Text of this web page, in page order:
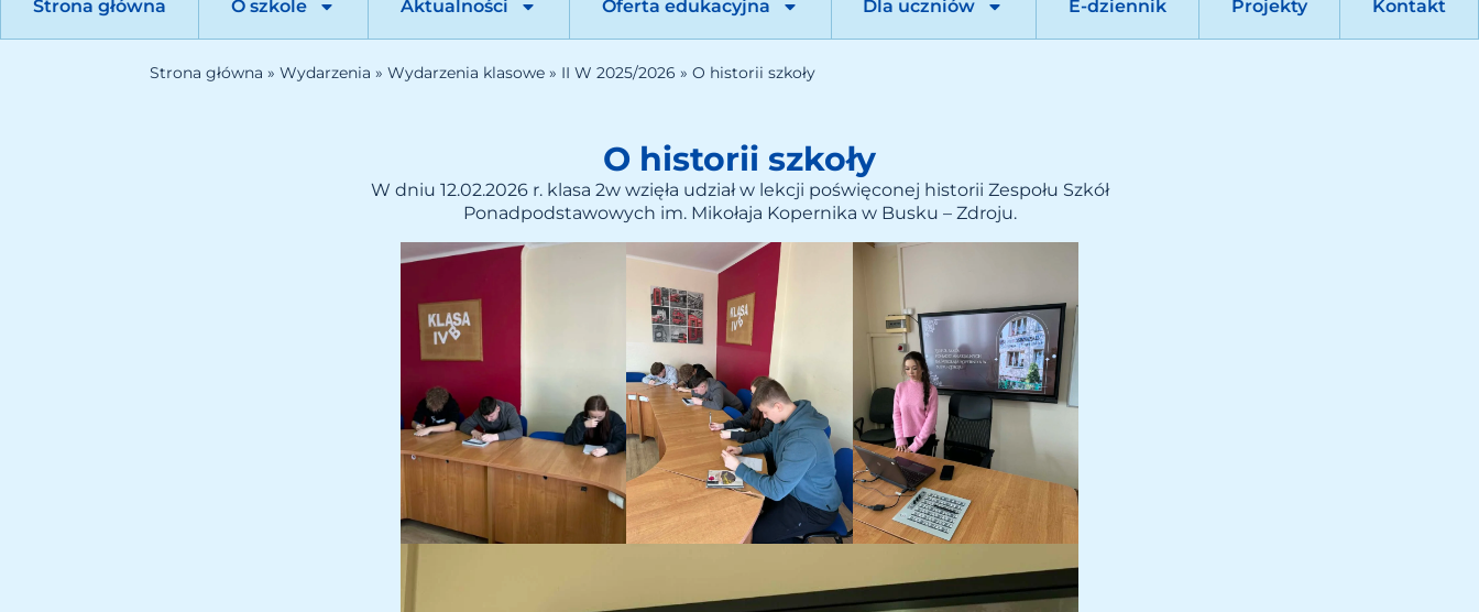
Strona główna O szkole Aktualności Oferta edukacyjna Dla uczniów E-dziennik Projekty Kontakt
Strona główna » Wydarzenia » Wydarzenia klasowe » II W 2025/2026 » O historii szkoły
O historii szkoły
W dniu 12.02.2026 r. klasa 2w wzięła udział w lekcji poświęconej historii Zespołu Szkół
Ponadpodstawowych im. Mikołaja Kopernika w Busku – Zdroju.